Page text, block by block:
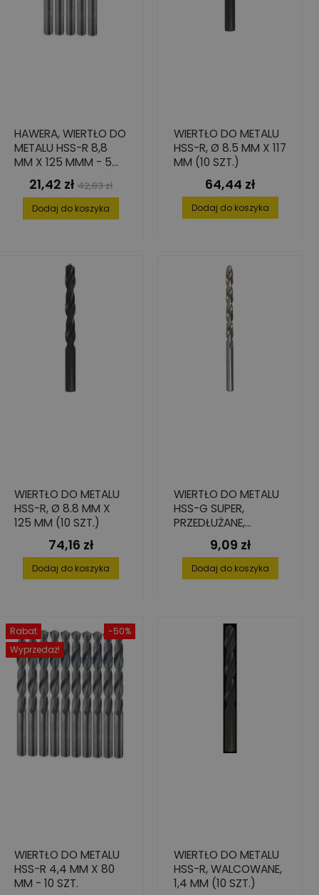
HAWERA, WIERTŁO DO
METALU HSS-R 8,8
MM X 125 MMM - 5
SZT.Cena
21,42 zł Cena
podstawowa
42,83 zł
Dodaj do koszyka
WIERTŁO DO METALU
HSS-R, Ø 8.5 MM X 117
MM (10 SZT.)
Cena
64,44 zł
Dodaj do koszyka
WIERTŁO DO METALU
HSS-R, Ø 8.8 MM X
125 MM (10 SZT.)
Cena
74,16 zł
Dodaj do koszyka
WIERTŁO DO METALU
HSS-G SUPER,
PRZEDŁUŻANE,
4,0X78/119
Cena
9,09 zł
Dodaj do koszyka
-50%
Rabat
Wyprzedaż!
WIERTŁO DO METALU
HSS-R 4,4 MM X 80
MM - 10 SZT.
WIERTŁO DO METALU
HSS-R, WALCOWANE,
1,4 MM (10 SZT.)